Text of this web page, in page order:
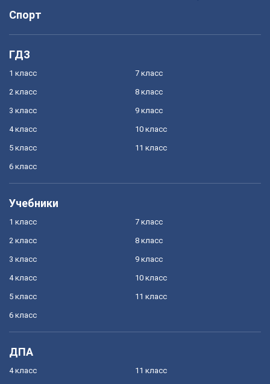
Спорт
ГДЗ
1 класс
2 класс
3 класс
4 класс
5 класс
6 класс
7 класс
8 класс
9 класс
10 класс
11 класс
Учебники
1 класс
2 класс
3 класс
4 класс
5 класс
6 класс
7 класс
8 класс
9 класс
10 класс
11 класс
ДПА
4 класс 11 класс